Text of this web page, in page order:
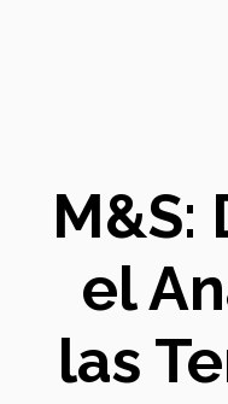
M&S:
el
las